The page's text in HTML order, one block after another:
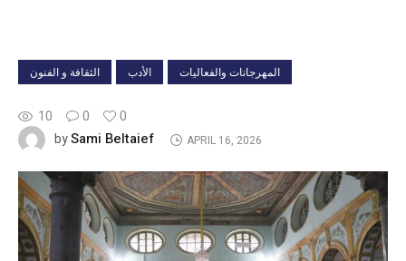
الثقافة و الفنون الأدب المهرجانات والفعاليات
10 0
0
bySami Beltaief APRIL 16, 2026